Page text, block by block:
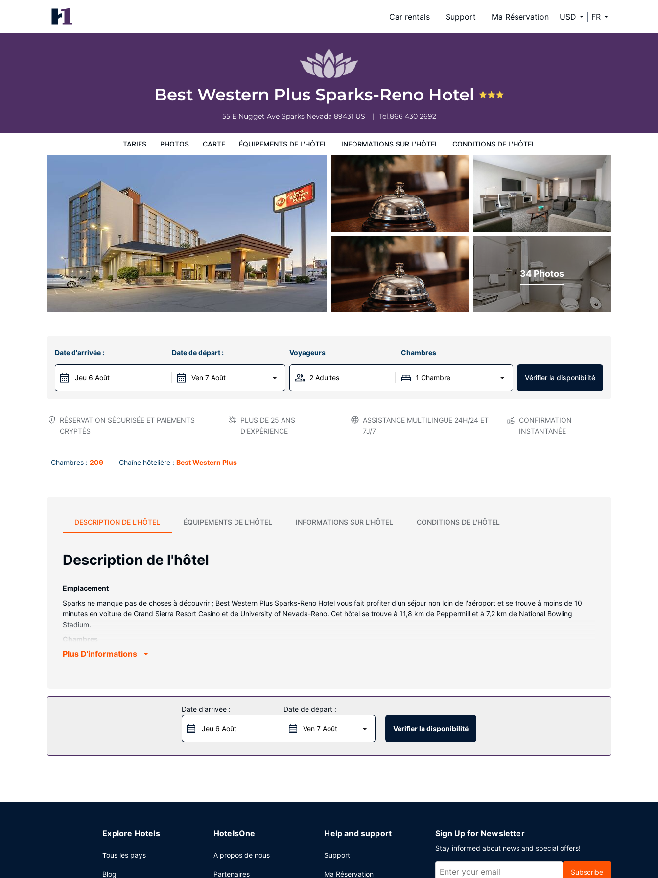
Car rentals Support Ma Réservation USD FR
Best Western Plus Sparks-Reno Hotel
55 E Nugget Ave Sparks Nevada 89431 US Tel.866 430 2692
TARIFS PHOTOS CARTE ÉQUIPEMENTS DE L'HÔTEL INFORMATIONS SUR L'HÔTEL CONDITIONS DE L'HÔTEL
Best Western Plus Sparks-Reno Hotel
Tarifs
34 Photos
Date d'arrivée :
Jeu 6 Août
Date de départ :
Ven 7 Août
Voyageurs Chambres
2 Adultes 1 Chambre Vérifier la disponibilité
RÉSERVATION SÉCURISÉE ET PAIEMENTS
CRYPTÉS
PLUS DE 25 ANS
D'EXPÉRIENCE
ASSISTANCE MULTILINGUE 24H/24 ET
7J/7
CONFIRMATION
INSTANTANÉE
Chambres : 209 Chaîne hôtelière : Best Western Plus
DESCRIPTION DE L'HÔTEL ÉQUIPEMENTS DE L'HÔTEL INFORMATIONS SUR L'HÔTEL CONDITIONS DE L'HÔTEL
Description de l'hôtel
Emplacement
Sparks ne manque pas de choses à découvrir ; Best Western Plus Sparks-Reno Hotel vous fait profiter d'un séjour non loin de l'aéroport et se trouve à moins de 10
minutes en voiture de Grand Sierra Resort Casino et de University of Nevada-Reno. Cet hôtel se trouve à 11,8 km de Peppermill et à 7,2 km de National Bowling
Stadium.
Chambres
Les 209 chambres climatisées de l'hébergement vous invitent à la détente et comprennent un réfrigérateur et un micro-ondes. Votre chambre est équipée d'un lit
Profitez de toute une variété d'infrastructures de loisirs qui incluent notamment un bain à remous, une salle de fitness ouverte 24 h/24 et une piscine extérieure en
saison. Cet hôtel propose également l'accès Wi-Fi à Internet gratuit, un service de conciergerie et une boutique de souvenirs/un kiosque à journaux.
Vous profiterez de repas savoureux au restaurant de Best Western Plus Sparks-Reno Hotel qui dispose également d'une épicerie où vous pourrez faire vos achats.
Plus D'informations
Date d'arrivée :
Jeu 6 Août
Date de départ :
Ven 7 Août Vérifier la disponibilité
Explore Hotels
Tous les pays
Blog
HotelsOne
A propos de nous
Partenaires
Help and support
Support
Ma Réservation
Sign Up for Newsletter
Stay informed about news and special offers!
Subscribe